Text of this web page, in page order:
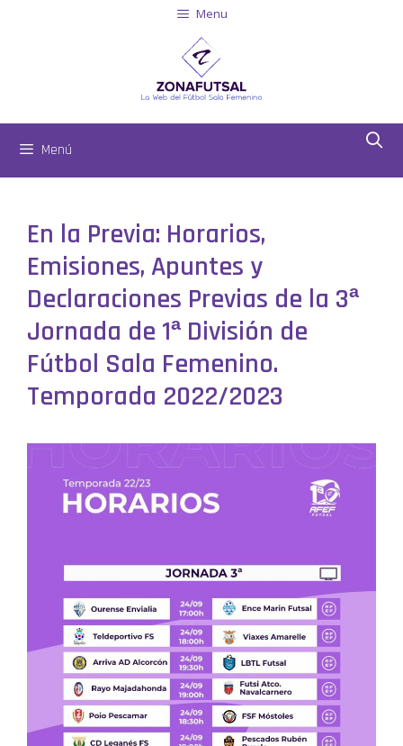
Menu
Menú
En la Previa: Horarios,
Emisiones, Apuntes y
Declaraciones Previas de la 3ª
Jornada de 1ª División de
Fútbol Sala Femenino.
Temporada 2022/2023